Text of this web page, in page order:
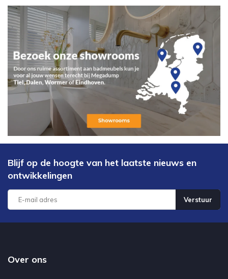
tegels niet op voorraad
zijn, dan zorgen wij voor een zeer snelle levering.
U kunt uw zoektocht naar de goedkoopste keramische
vloertegels bij Megadump beginnen
Als u uw zoektocht naar degoedkoopste keramische tegelsbij
Megadump begint, zult u niet meer naar een andere zaak hoeven.
goedkoopste keramische
zijn zeer laag geprijsd en
zijn daarbij van een uitstekende kwaliteit. Door onze goed
doordachte inkoopstrategie is het voor ons mogelijk om
goedkoopste keramische vloertegels
site kunt u een overzicht van onze
vinden in de volgende maten: 16,2x100, 23x100, 24,6x100, 30x120.
Blijf op de hoogte van het laatste nieuws en
ontwikkelingen
Verstuur
Over ons